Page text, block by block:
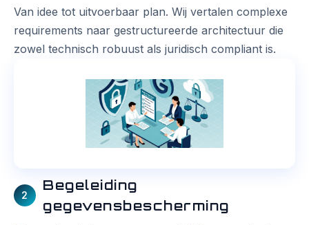
Van idee tot uitvoerbaar plan. Wij vertalen complexe
requirements naar gestructureerde architectuur die
zowel technisch robuust als juridisch compliant is.
2
Begeleiding
gegevensbescherming